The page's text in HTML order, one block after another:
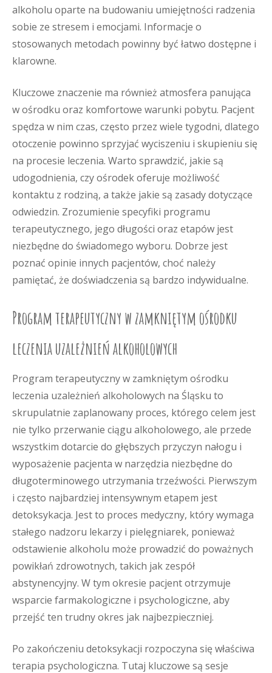
alkoholu oparte na budowaniu umiejętności radzenia
sobie ze stresem i emocjami. Informacje o
stosowanych metodach powinny być łatwo dostępne i
klarowne.
Kluczowe znaczenie ma również atmosfera panująca
w ośrodku oraz komfortowe warunki pobytu. Pacjent
spędza w nim czas, często przez wiele tygodni, dlatego
otoczenie powinno sprzyjać wyciszeniu i skupieniu się
na procesie leczenia. Warto sprawdzić, jakie są
udogodnienia, czy ośrodek oferuje możliwość
kontaktu z rodziną, a także jakie są zasady dotyczące
odwiedzin. Zrozumienie specyfiki programu
terapeutycznego, jego długości oraz etapów jest
niezbędne do świadomego wyboru. Dobrze jest
poznać opinie innych pacjentów, choć należy
pamiętać, że doświadczenia są bardzo indywidualne.
Program terapeutyczny w zamkniętym ośrodku
leczenia uzależnień alkoholowych
Program terapeutyczny w zamkniętym ośrodku
leczenia uzależnień alkoholowych na Śląsku to
skrupulatnie zaplanowany proces, którego celem jest
nie tylko przerwanie ciągu alkoholowego, ale przede
wszystkim dotarcie do głębszych przyczyn nałogu i
wyposażenie pacjenta w narzędzia niezbędne do
długoterminowego utrzymania trzeźwości. Pierwszym
i często najbardziej intensywnym etapem jest
detoksykacja. Jest to proces medyczny, który wymaga
stałego nadzoru lekarzy i pielęgniarek, ponieważ
odstawienie alkoholu może prowadzić do poważnych
powikłań zdrowotnych, takich jak zespół
abstynencyjny. W tym okresie pacjent otrzymuje
wsparcie farmakologiczne i psychologiczne, aby
przejść ten trudny okres jak najbezpieczniej.
Po zakończeniu detoksykacji rozpoczyna się właściwa
terapia psychologiczna. Tutaj kluczowe są sesje